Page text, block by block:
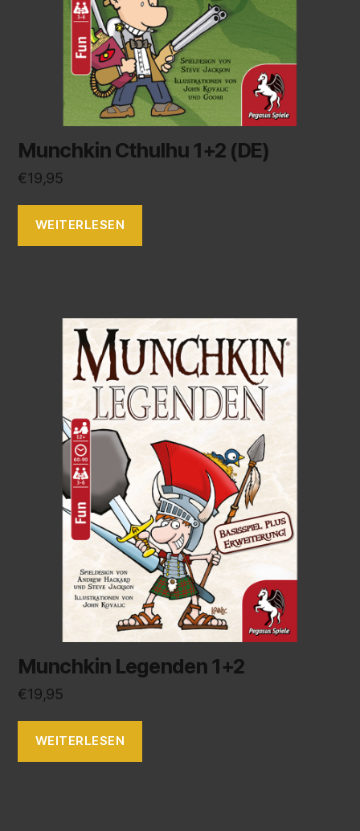
Munchkin Cthulhu 1+2 (DE)
€19,95
WEITERLESEN
Munchkin Legenden 1+2
€19,95
WEITERLESEN